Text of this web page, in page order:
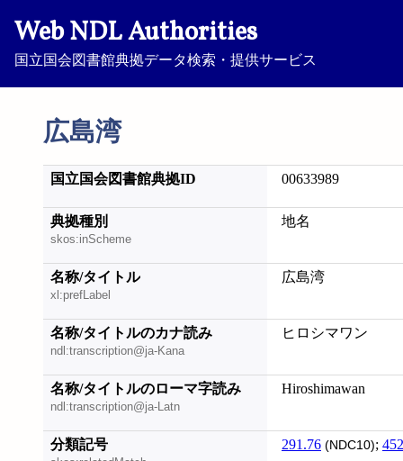
Web NDL Authorities
国立国会図書館典拠データ検索・提供サービス
広島湾
国立国会図書館典拠ID 00633989
典拠種別
skos:inScheme
地名
名称/タイトル
xl:prefLabel
広島湾
名称/タイトルのカナ読み
ndl:transcription@ja-Kana
ヒロシマワン
名称/タイトルのローマ字読み
ndl:transcription@ja-Latn
Hiroshimawan
分類記号 291.76 (NDC10);